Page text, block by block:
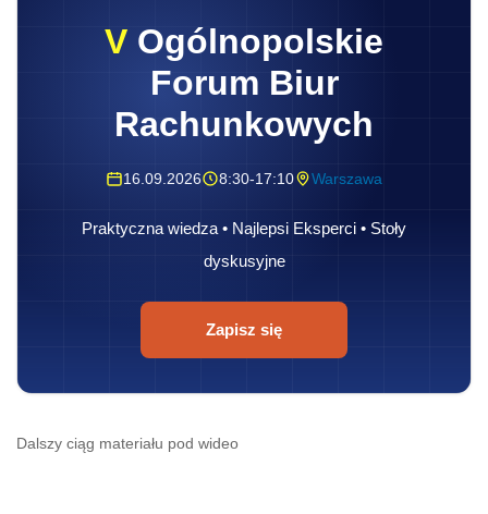
V Ogólnopolskie
Forum Biur
Rachunkowych
16.09.2026 8:30-17:10 Warszawa
Praktyczna wiedza • Najlepsi Eksperci • Stoły
dyskusyjne
Zapisz się
Dalszy ciąg materiału pod wideo